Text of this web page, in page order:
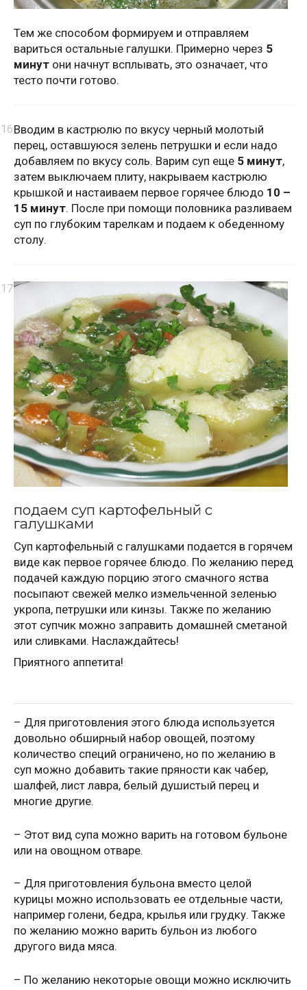
Тем же способом формируем и отправляем
вариться остальные галушки. Примерно через 5
минут они начнут всплывать, это означает, что
тесто почти готово.
Вводим в кастрюлю по вкусу черный молотый
перец, оставшуюся зелень петрушки и если надо
добавляем по вкусу соль. Варим суп еще 5 минут,
затем выключаем плиту, накрываем кастрюлю
крышкой и настаиваем первое горячее блюдо 10 –
15 минут. После при помощи половника разливаем
суп по глубоким тарелкам и подаем к обеденному
столу.
подаем суп картофельный с
галушками
Суп картофельный с галушками подается в горячем
виде как первое горячее блюдо. По желанию перед
подачей каждую порцию этого смачного яства
посыпают свежей мелко измельченной зеленью
укропа, петрушки или кинзы. Также по желанию
этот супчик можно заправить домашней сметаной
или сливками. Наслаждайтесь!
Приятного аппетита!
– Для приготовления этого блюда используется
довольно обширный набор овощей, поэтому
количество специй ограничено, но по желанию в
суп можно добавить такие пряности как чабер,
шалфей, лист лавра, белый душистый перец и
многие другие.
– Этот вид супа можно варить на готовом бульоне
или на овощном отваре.
– Для приготовления бульона вместо целой
курицы можно использовать ее отдельные части,
например голени, бедра, крылья или грудку. Также
по желанию можно варить бульон из любого
другого вида мяса.
– По желанию некоторые овощи можно исключить